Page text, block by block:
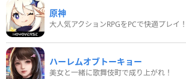
原神
大人気アクションRPGをPCで快適プレイ！
ハーレムオブトーキョー
美女と一緒に歌舞伎町で成り上がれ！